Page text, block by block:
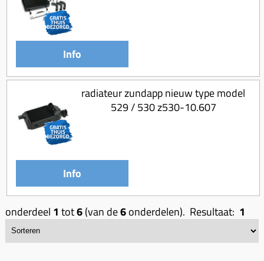
Uitlaat bocht
Radiateur (delen)
Waterpomp (delen)
Variorolsets
Pulley
Variateur (delen)
Voor tandwielen
Zuigers
Remsegmenten
Remklauw (delen)
Remschijven
Voorrem kabel
Wiel (delen)
Zadel
Standaard
Kickstart (delen)
Voordragers
Windschermen
Accessoires overig
Zadel
Gereedschap
Speednut
Info
radiateur zundapp nieuw type model
529 / 530 z530-10.607
Info
onderdeel 1 tot6(van de6onderdelen). Resultaat: 1